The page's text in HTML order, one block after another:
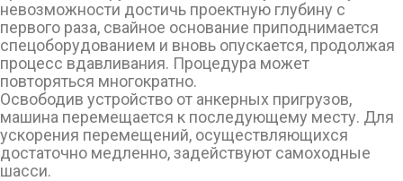
невозможности достичь проектную глубину с
первого раза, свайное основание приподнимается
спецоборудованием и вновь опускается, продолжая
процесс вдавливания. Процедура может
повторяться многократно.
Освободив устройство от анкерных пригрузов,
машина перемещается к последующему месту. Для
ускорения перемещений, осуществляющихся
достаточно медленно, задействуют самоходные
шасси.